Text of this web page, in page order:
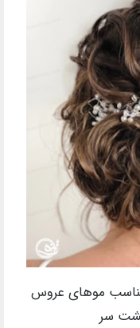
موهای عروس
سر